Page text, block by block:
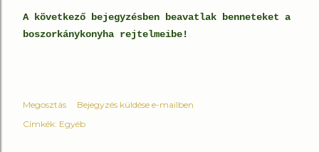
A következő bejegyzésben beavatlak benneteket a
boszorkánykonyha rejtelmeibe!
Megosztás
Bejegyzés küldése e-mailben
Címkék: Egyéb